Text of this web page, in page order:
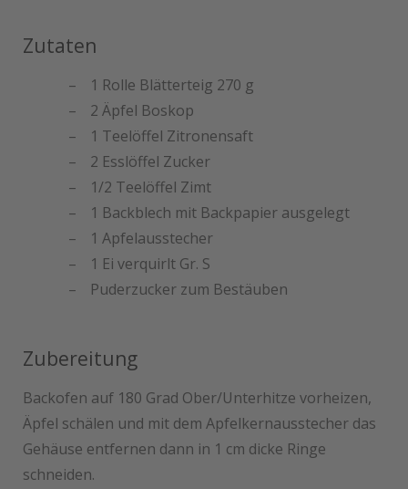
Zutaten
1 Rolle Blätterteig 270 g
2 Äpfel Boskop
1 Teelöffel Zitronensaft
2 Esslöffel Zucker
1/2 Teelöffel Zimt
1 Backblech mit Backpapier ausgelegt
1 Apfelausstecher
1 Ei verquirlt Gr. S
Puderzucker zum Bestäuben
Zubereitung
Backofen auf 180 Grad Ober/Unterhitze vorheizen,
Äpfel schälen und mit dem Apfelkernausstecher das
Gehäuse entfernen dann in 1 cm dicke Ringe
schneiden.